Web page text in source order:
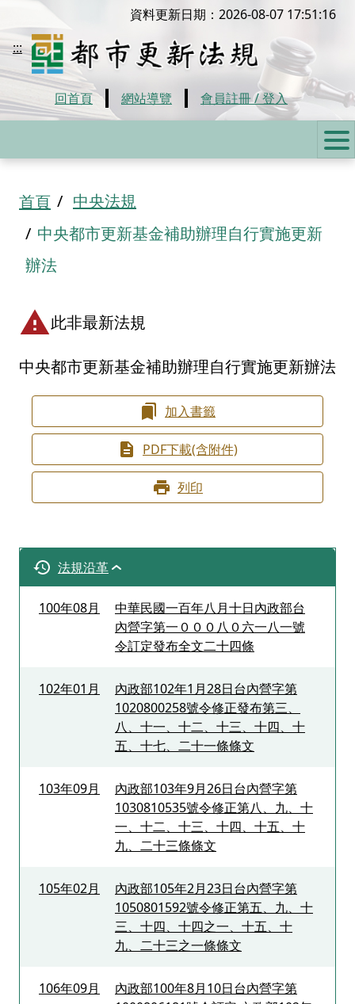
移到主要內容
:::
都市更新法規
資料更新日期：2026-08-07 17:51:16
回首頁 網站導覽 會員註冊 / 登入
首頁
中央法規
中央都市更新基金補助辦理自行實施更新
辦法
此非最新法規
中央都市更新基金補助辦理自行實施更新辦法
加入書籤
PDF下載(含附件)
列印
法規沿革
100年08月
中華民國一百年八月十日內政部台
內營字第一０００八０六一八一號
令訂定發布全文二十四條
102年01月
內政部102年1月28日台內營字第
1020800258號令修正發布第三、
八、十一、十二、十三、十四、十
五、十七、二十一條條文
103年09月
內政部103年9月26日台內營字第
1030810535號令修正第八、九、十
一、十二、十三、十四、十五、十
九、二十三條條文
105年02月
內政部105年2月23日台內營字第
1050801592號令修正第五、九、十
三、十四、十四之一、十五、十
九、二十三之一條條文
106年09月
內政部100年8月10日台內營字第